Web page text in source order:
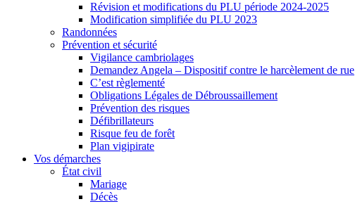
Révision et modifications du PLU période 2024-2025
Modification simplifiée du PLU 2023
Randonnées
Prévention et sécurité
Vigilance cambriolages
Demandez Angela – Dispositif contre le harcèlement de rue
C’est règlementé
Obligations Légales de Débroussaillement
Prévention des risques
Défibrillateurs
Risque feu de forêt
Plan vigipirate
Vos démarches
État civil
Mariage
Décès